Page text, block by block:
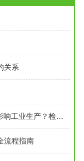
关系
水中 “隐形杀手”：微量溶解氧如何影响工业生产？检测意义全解！
流程指南